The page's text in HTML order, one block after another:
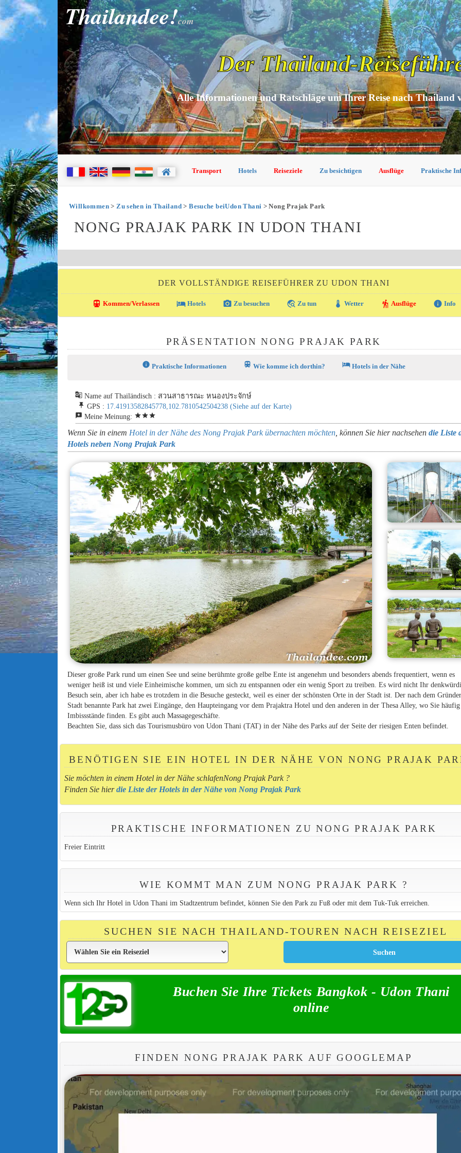
Thailandee!com
Der Thailand-
Alle Informationen und Ratschläge um Ihrer Reise nach Thailand
Transport Hotels Reiseziele Zu besichtigen Ausflüge Praktische
Willkommen>Zu sehen in Thailand>Besuche beiUdon Thani > Nong Prajak Park
NONG PRAJAK PARK IN UDON THANI
DER VOLLSTÄNDIGE REISEFÜHRER ZU UDON THANI
directions_transit Kommen/Verlassen local_hotelHotels photo_camera Zu besuchen travel_explore Zu tun thermostat Wetter hiking Ausflüge info Info
PRÄSENTATION NONG PRAJAK PARK
info Praktische Informationen train Wie komme ich dorthin? hotel Hotels in der Nähe
g_translate Name auf Thailändisch : สวนสาธารณะ หนองประจักษ์
push_pin GPS : 17.41913582845778,102.7810542504238 (Siehe auf der Karte)
reviews Meine Meinung: starstarstar
Wenn Sie in einem Hotel in der Nähe des Nong Prajak Park übernachten möchten , können Sie hier nachsehendie Liste
Hotels neben Nong Prajak Park
Dieser große Park rund um einen See und seine berühmte große gelbe Ente ist angenehm und besonders abends frequentiert, wenn es
weniger heiß ist und viele Einheimische kommen, um sich zu entspannen oder ein wenig Sport zu treiben. Es wird nicht Ihr
Besuch sein, aber ich habe es trotzdem in die Besuche gesteckt, weil es einer der schönsten Orte in der Stadt ist. Der nach dem
Stadt benannte Park hat zwei Eingänge, den Haupteingang vor dem Prajaktra Hotel und den anderen in der Thesa Alley, wo Sie
Imbissstände finden. Es gibt auch Massagegeschäfte.
Beachten Sie, dass sich das Tourismusbüro von Udon Thani (TAT) in der Nähe des Parks auf der Seite der riesigen Enten befindet.
BENÖTIGEN SIE EIN HOTEL IN DER NÄHE VON NONG PRAJAK
Sie möchten in einem Hotel in der Nähe schlafenNong Prajak Park ?
Finden Sie hierdie Liste der Hotels in der Nähe von Nong Prajak Park
PRAKTISCHE INFORMATIONEN ZU NONG PRAJAK PARK
Freier Eintritt
WIE KOMMT MAN ZUM NONG PRAJAK PARK ?
Wenn sich Ihr Hotel in Udon Thani im Stadtzentrum befindet, können Sie den Park zu Fuß oder mit dem Tuk-Tuk erreichen.
SUCHEN SIE NACH THAILAND-TOUREN NACH REISEZIEL
Buchen Sie Ihre Tickets Bangkok - Udon Thani
online
FINDEN NONG PRAJAK PARK AUF GOOGLEMAP